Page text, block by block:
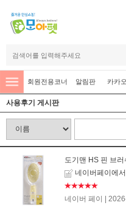
회원전용코너 알림판 카카
사용후기 게시판
도기맨 HS 핀 브
네이버페이에
★★★★★
네이버 페이
|